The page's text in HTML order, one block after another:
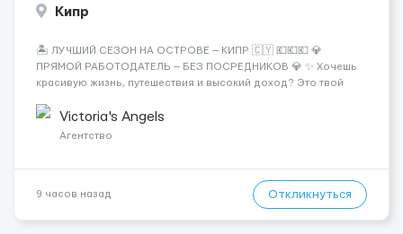
Кипр
🏝️ ЛУЧШИЙ СЕЗОН НА ОСТРОВЕ — КИПР 🇨🇾 💶💶💶 💎
ПРЯМОЙ РАБОТОДАТЕЛЬ — БЕЗ ПОСРЕДНИКОВ 💎 ✨ Хочешь
красивую жизнь, путешествия и высокий доход? Это твой
Опытная команда с годами практики — Стабильный поток
клиентов (без ...
Victoria's Angels
Агентство
9 часов назад Откликнуться